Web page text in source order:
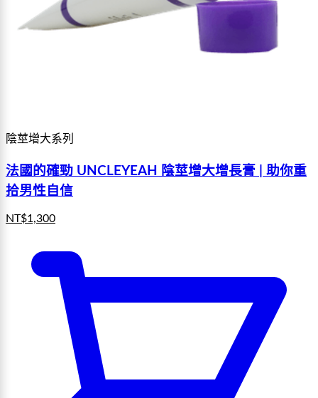
陰莖增大系列
法國的確勁 UNCLEYEAH 陰莖增大增長膏 | 助你重
拾男性自信
NT$1,300